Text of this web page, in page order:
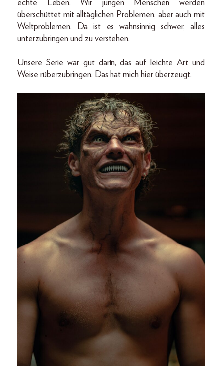
echte Leben. Wir jungen Menschen werden
überschüttet mit alltäglichen Problemen, aber auch mit
Weltproblemen. Da ist es wahnsinnig schwer, alles
unterzubringen und zu verstehen.
Unsere Serie war gut darin, das auf leichte Art und
Weise rüberzubringen. Das hat mich hier überzeugt.